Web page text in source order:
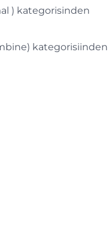
) kategorisinden
kategorisiinden